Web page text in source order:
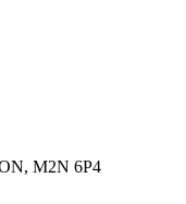
M2N 6P4